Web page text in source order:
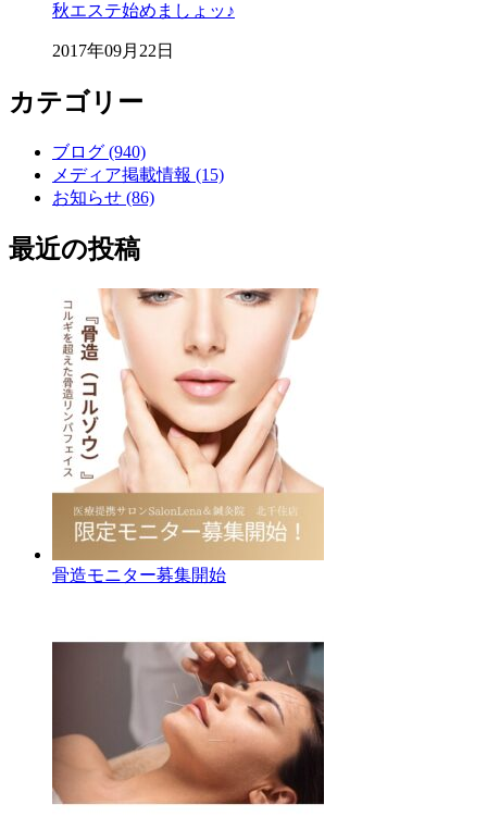
秋エステ始めましょッ♪
2017年09月22日
カテゴリー
ブログ (940)
メディア掲載情報 (15)
お知らせ (86)
最近の投稿
骨造モニター募集開始